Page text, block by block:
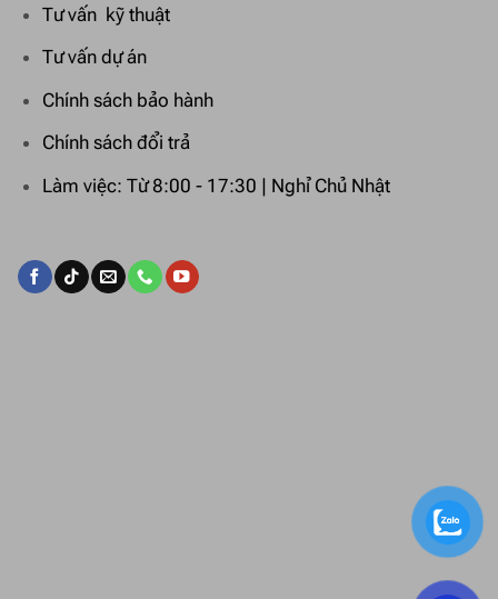
Tư vấn kỹ thuật
Tư vấn dự án
Chính sách bảo hành
Chính sách đổi trả
Làm việc: Từ 8:00 - 17:30 | Nghỉ Chủ Nhật